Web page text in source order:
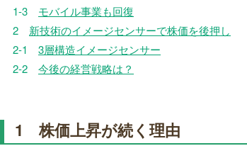
1-3 モバイル事業も回復
2 新技術のイメージセンサーで株価を後押し
2-1 3層構造イメージセンサー
2-2 今後の経営戦略は？
1 株価上昇が続く理由